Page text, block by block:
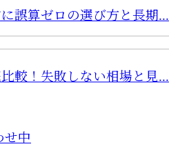
誤算ゼロの選び方と長期...
較！失敗しない相場と見...
中